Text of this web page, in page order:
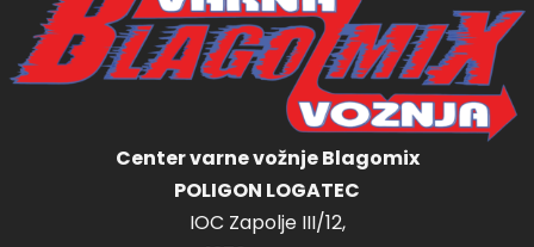
Center varne vožnje Blagomix
POLIGON LOGATEC
IOC Zapolje III/12,